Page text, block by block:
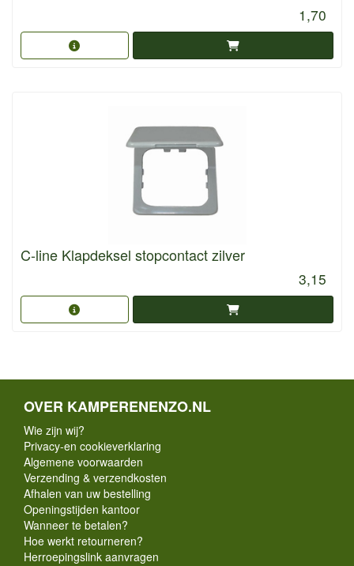
1,70
C-line Klapdeksel stopcontact zilver
3,15
OVER KAMPERENENZO.NL
Wie zijn wij?
Privacy-en cookieverklaring
Algemene voorwaarden
Verzending & verzendkosten
Afhalen van uw bestelling
Openingstijden kantoor
Wanneer te betalen?
Hoe werkt retourneren?
Herroepingslink aanvragen